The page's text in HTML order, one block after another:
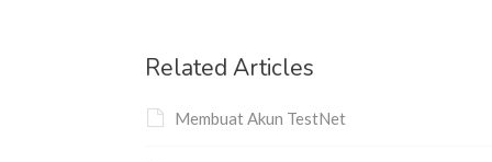
Related Articles
Membuat Akun TestNet